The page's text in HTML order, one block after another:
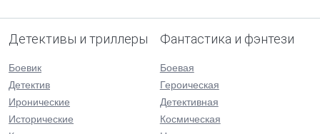
Детективы и триллеры
Боевик
Детектив
Иронические
Исторические
Фантастика и фэнтези
Боевая
Героическая
Детективная
Космическая